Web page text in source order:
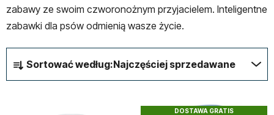
zabawy ze swoim czworonożnym przyjacielem. Inteligentne
zabawki dla psów odmienią wasze życie.
o
r
Sortować według:Najczęściej sprzedawane
DOSTAWA GRATIS